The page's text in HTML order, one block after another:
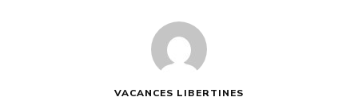
VACANCES LIBERTINES